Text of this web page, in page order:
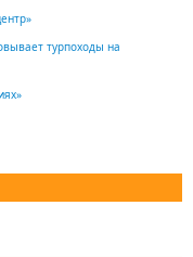
турпоходы на